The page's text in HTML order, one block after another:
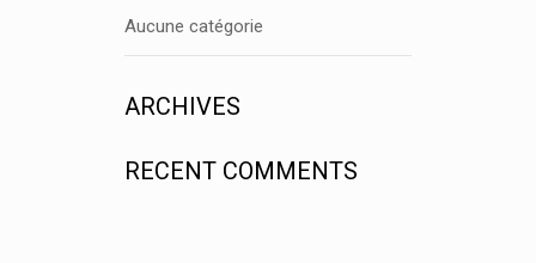
Aucune catégorie
ARCHIVES
RECENT COMMENTS